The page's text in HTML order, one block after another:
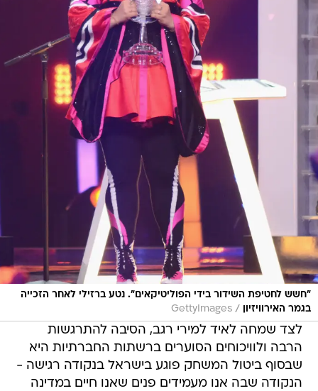
"חשש לחטיפת השידור בידי הפוליטיקאים". נטע ברזילי לאחר הזכייה
בגמר האירוויזיון
/
GettyImages
לצד שמחה לאיד למירי רגב, הסיבה להתרגשות
הרבה ולוויכוחים הסוערים ברשתות החברתיות היא
שבסוף ביטול המשחק פוגע בישראל בנקודה רגישה -
הנקודה שבה אנו מעמידים פנים שאנו חיים במדינה